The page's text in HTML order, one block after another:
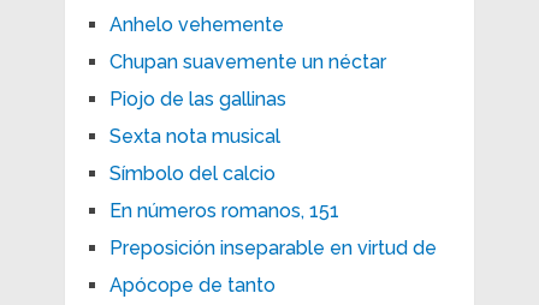
Anhelo vehemente
Chupan suavemente un néctar
Piojo de las gallinas
Sexta nota musical
Símbolo del calcio
En números romanos, 151
Preposición inseparable en virtud de
Apócope de tanto